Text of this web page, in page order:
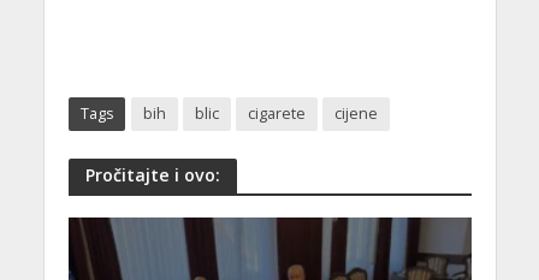
Tags bih blic cigarete cijene
Pročitajte i ovo: